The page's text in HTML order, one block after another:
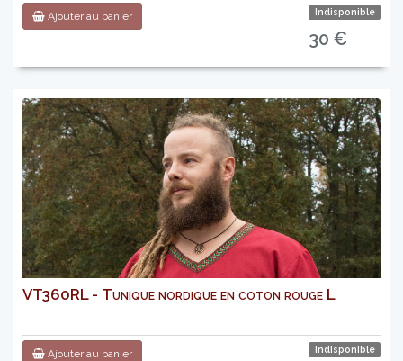
Ajouter au panier Indisponible
30 €
VT360RL - Tunique nordique en coton rouge L
Ajouter au panier Indisponible